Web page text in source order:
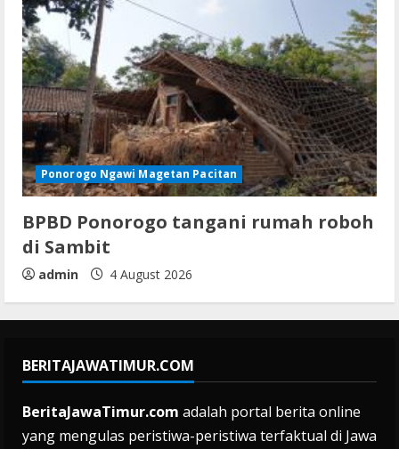
Ponorogo Ngawi Magetan Pacitan
BPBD Ponorogo tangani rumah roboh
di Sambit
admin 4 August 2026
BERITAJAWATIMUR.COM
BeritaJawaTimur.com adalah portal berita online
yang mengulas peristiwa-peristiwa terfaktual di Jawa